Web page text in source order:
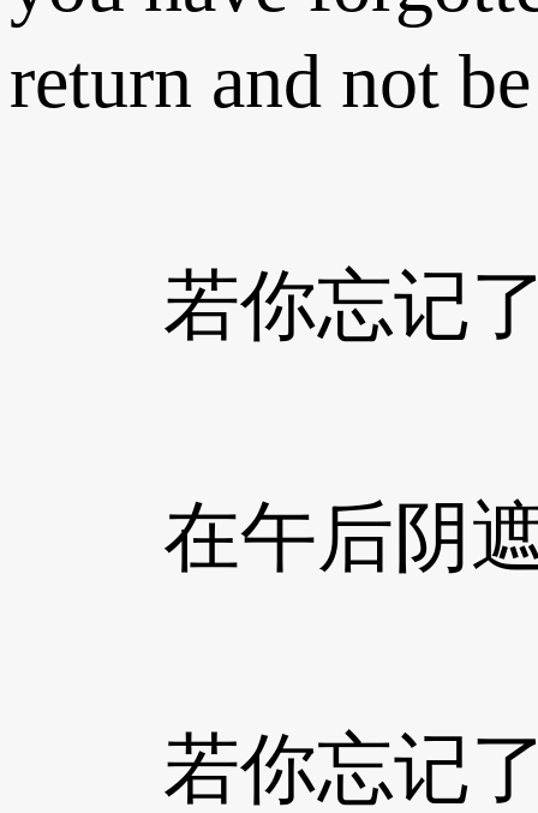
return and not
若你忘记了
在午后阴遮
若你忘记了